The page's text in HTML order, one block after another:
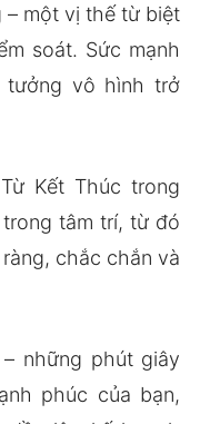
– một vị thế từ biệt
soát. Sức mạnh
tưởng vô hình trở
Kết Thúc trong
tâm trí, từ đó
chắc chắn và
những phút giây
phúc của bạn,